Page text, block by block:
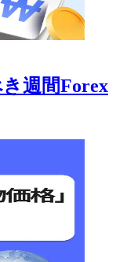
週間Forex